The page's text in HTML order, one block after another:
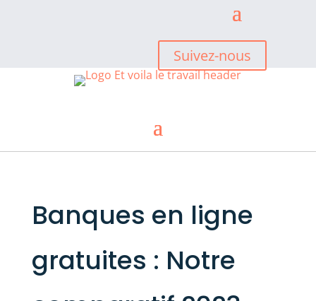
Suivez-nous
Banques en ligne
gratuites : Notre